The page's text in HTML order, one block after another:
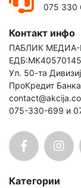
075 330
Контакт инфо
ПАБЛИК МЕДИА-
Ул. 50-та
ПроКредит
075-330-699 и
Категории